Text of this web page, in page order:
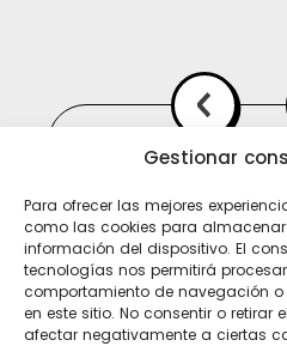
Gestionar
Para ofrecer las mejores
como las cookies para
información del dispositivo. El
tecnologías nos permitirá
comportamiento de navegación
en este sitio. No consentir o retirar
afectar negativamente a ciertas